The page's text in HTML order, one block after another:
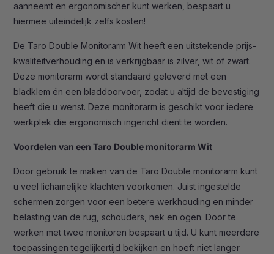
aanneemt en ergonomischer kunt werken, bespaart u
hiermee uiteindelijk zelfs kosten!
De Taro Double Monitorarm Wit heeft een uitstekende prijs-
kwaliteitverhouding en is verkrijgbaar is zilver, wit of zwart.
Deze monitorarm wordt standaard geleverd met een
bladklem én een bladdoorvoer, zodat u altijd de bevestiging
heeft die u wenst. Deze monitorarm is geschikt voor iedere
werkplek die ergonomisch ingericht dient te worden.
Voordelen van een Taro Double monitorarm Wit
Door gebruik te maken van de Taro Double monitorarm kunt
u veel lichamelijke klachten voorkomen. Juist ingestelde
schermen zorgen voor een betere werkhouding en minder
belasting van de rug, schouders, nek en ogen. Door te
werken met twee monitoren bespaart u tijd. U kunt meerdere
toepassingen tegelijkertijd bekijken en hoeft niet langer